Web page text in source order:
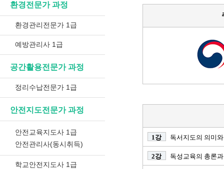
환경전문가 과정
환경관리전문가 1급
예방관리사 1급
공간활용전문가 과정
정리수납전문가 1급
안전지도전문가 과정
안전교육지도사 1급
안전관리사(동시취득)
학교안전지도사 1급
1강 독서지도의 의미
2강 독성교육의 총론